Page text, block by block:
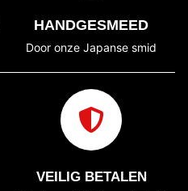
HANDGESMEED
Door onze Japanse smid
VEILIG BETALEN